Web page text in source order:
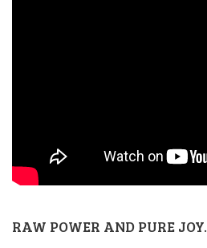
RAW POWER AND PURE JOY.